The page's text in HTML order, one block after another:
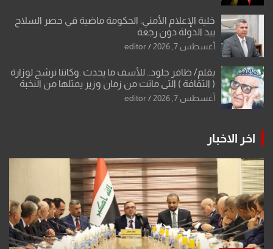
خلية الإعلام الأمني: الحكومة ماضية في حصر السلاح
بيد الدولة دون رجعة
أغسطس 7, 2026 editor
بقلم/ ظافر جلود.. للأسف ما يحدث .وكاننا نرشح لوزارة
( الثقافة ) التي ماتت من زمان وزير يمثلها من النخبة
والإرث العظيم للثقافة العراقية..
أغسطس 7, 2026 editor
اخر الاخبار